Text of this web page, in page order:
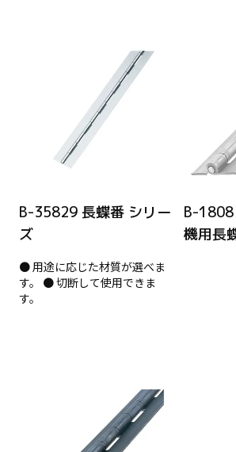
B-35829 長蝶番 シリー
ズ
● 用途に応じた材質が選べま
す。 ● 切断して使用できま
す。
B-1808
機用長